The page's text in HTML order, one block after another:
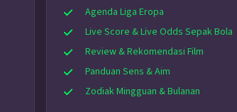
Agenda Liga Eropa
Live Score & Live Odds Sepak Bola
Review & Rekomendasi Film
Panduan Sens & Aim
Zodiak Mingguan & Bulanan